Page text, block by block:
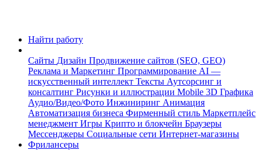
Найти работу
Сайты Дизайн Продвижение сайтов (SEO, GEO)
Реклама и Маркетинг Программирование AI —
искусственный интеллект Тексты Аутсорсинг и
консалтинг Рисунки и иллюстрации Mobile 3D Графика
Аудио/Видео/Фото Инжиниринг Анимация
Автоматизация бизнеса Фирменный стиль Маркетплейс
менеджмент Игры Крипто и блокчейн Браузеры
Мессенджеры Социальные сети Интернет-магазины
Фрилансеры